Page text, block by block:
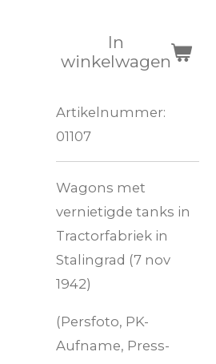
In
winkelwagen
Artikelnummer:
01107
Wagons met
vernietigde tanks in
Tractorfabriek in
Stalingrad (7 nov
1942)
(Persfoto, PK-
Aufname, Press-